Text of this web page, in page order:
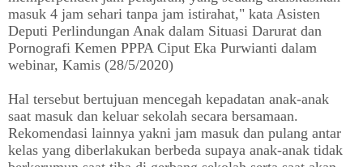
masuk 4 jam sehari tanpa jam istirahat," kata Asisten
Deputi Perlindungan Anak dalam Situasi Darurat dan
Pornografi Kemen PPPA Ciput Eka Purwianti dalam
webinar, Kamis (28/5/2020)
Hal tersebut bertujuan mencegah kepadatan anak-anak
saat masuk dan keluar sekolah secara bersamaan.
Rekomendasi lainnya yakni jam masuk dan pulang antar
kelas yang diberlakukan berbeda supaya anak-anak tidak